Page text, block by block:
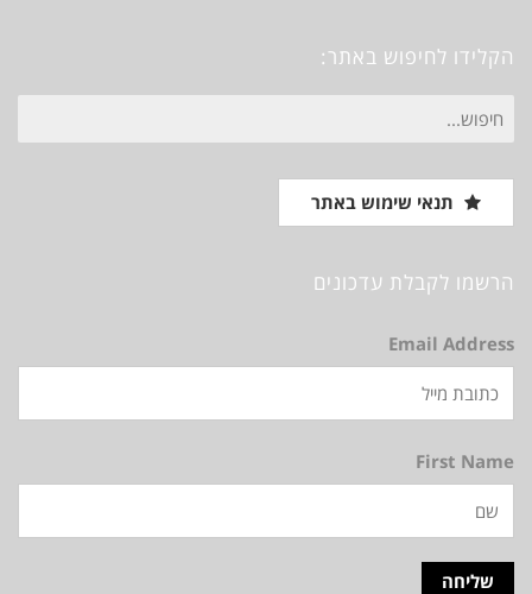
הקלידו לחיפוש באתר:
חיפוש
עבור:
תנאי שימוש באתר
הרשמו לקבלת עדכונים
Email Address
First Name